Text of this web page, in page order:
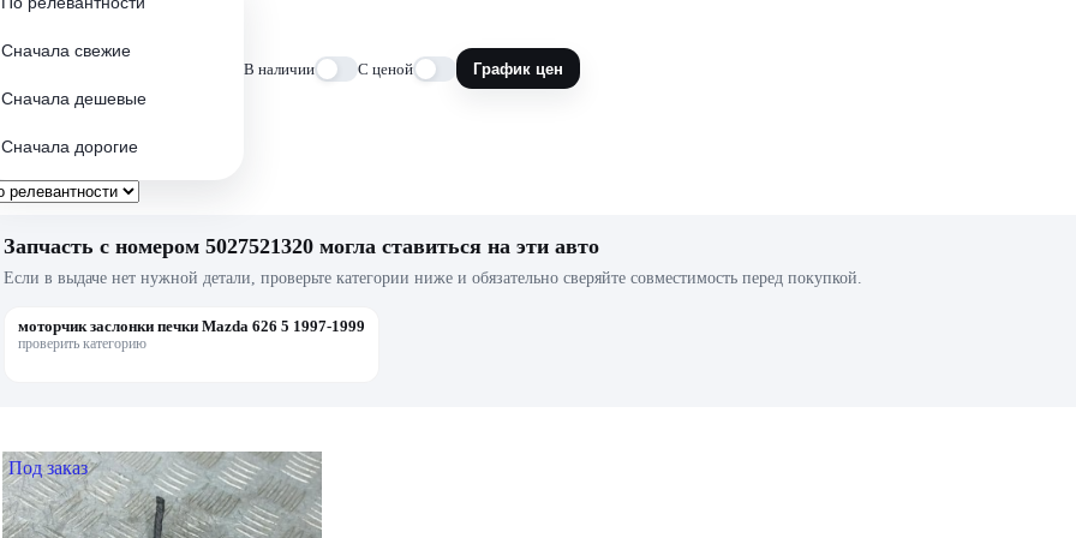
Сначала свежие
Сначала дешевые
Сначала дорогие
В наличии С ценой График цен
Запчасть с номером 5027521320 могла ставиться на эти авто
Если в выдаче нет нужной детали, проверьте категории ниже и обязательно сверяйте совместимость перед покупкой.
моторчик заслонки печки Mazda 626 5 1997-1999
проверить категорию
Под заказ